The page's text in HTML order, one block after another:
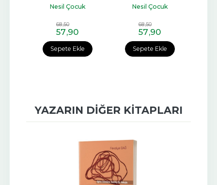
Sepete Ekle
Nesil Çocuk
68,50
57,90
Sepete Ekle
Nesil Çocuk
68,50
57,90
YAZARIN DIĞER KITAPLARI